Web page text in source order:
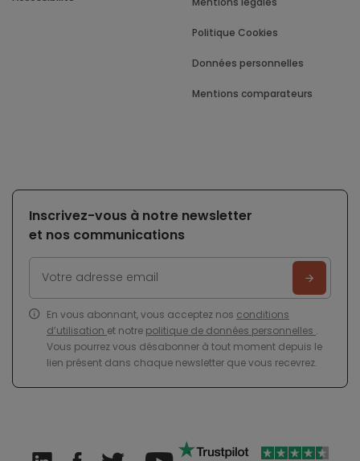
Politique Cookies
Données personnelles
Mentions comparateurs
Inscrivez-vous à notre newsletter
et nos communications
En vous abonnant, vous acceptez nos conditions
d’utilisation et notre politique de données personnelles .
Vous pourrez vous désabonner à tout moment depuis le
lien présent dans chaque newsletter que vous recevrez.